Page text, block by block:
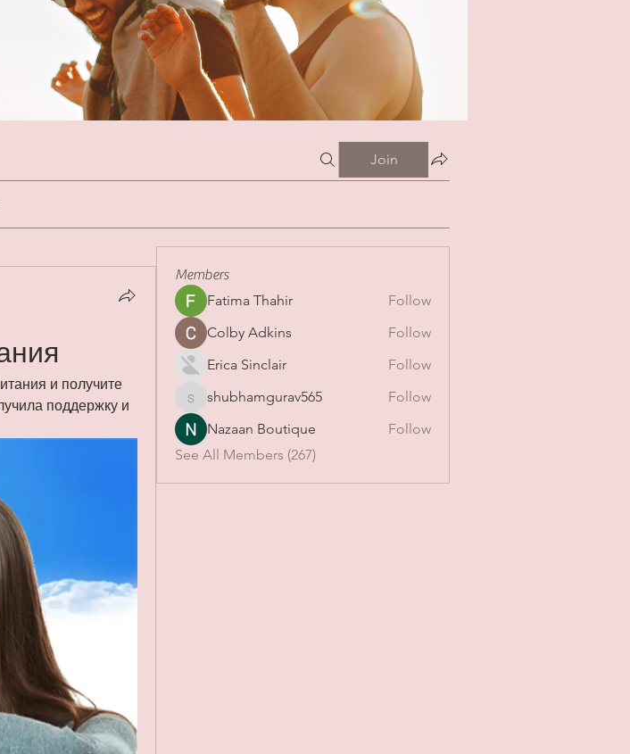
Join
и получите
поддержку и
Members
Fatima Thahir
Follow
Colby Adkins
Follow
Erica Sinclair
Follow
shubhamgurav565
shubhamgurav565
Follow
Nazaan Boutique
Follow
See All Members (267)